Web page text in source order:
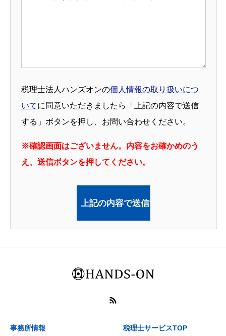
税理士法人ハンズオンの個人情報の取り扱いにつ
いてに同意いただきましたら「上記の内容で送信
する」ボタンを押し、お問い合わせください。
※確認画面はございません。内容をお確かめのう
え、送信ボタンを押してください。
事務所情報 税理士サービスTOP